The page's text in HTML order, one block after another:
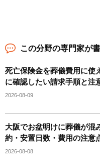
この分野の専門家が
死亡保険金を葬儀費用に使
に確認したい請求手順と注
2026-08-09
大阪でお盆明けに葬儀が混
約・安置日数・費用の注意
2026-08-08